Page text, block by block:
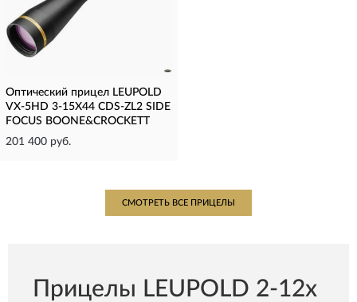
Оптический прицел LEUPOLD
VX-5HD 3-15X44 CDS-ZL2 SIDE
FOCUS BOONE&CROCKETT
201 400 руб.
СМОТРЕТЬ ВСЕ ПРИЦЕЛЫ
Прицелы LEUPOLD 2-12х